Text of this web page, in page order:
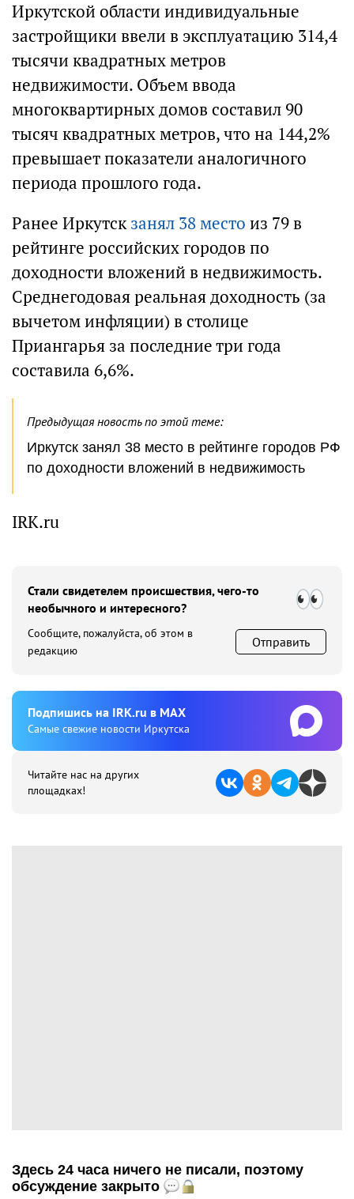
Иркутской области индивидуальные
застройщики ввели в эксплуатацию 314,4
тысячи квадратных метров
недвижимости. Объем ввода
многоквартирных домов составил 90
тысяч квадратных метров, что на 144,2%
превышает показатели аналогичного
периода прошлого года.
Ранее Иркутскзанял 38 место из 79 в
рейтинге российских городов по
доходности вложений в недвижимость.
Среднегодовая реальная доходность (за
вычетом инфляции) в столице
Приангарья за последние три года
составила 6,6%.
Предыдущая новость по этой теме:
Иркутск занял 38 место в рейтинге городов РФ
по доходности вложений в недвижимость
IRK.ru
Стали свидетелем происшествия, чего-то
необычного и интересного?
Сообщите, пожалуйста, об этом в
редакцию
Отправить
Подпишиcь на IRK.ru в MAX
Cамые свежие новости Иркутска
Читайте нас на других
площадках!
Здесь 24 часа ничего не писали, поэтому
обсуждение закрыто